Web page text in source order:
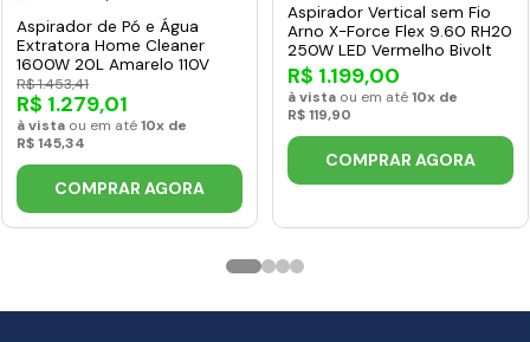
Aspirador de Pó e Água
Extratora Home Cleaner
1600W 20L Amarelo 110V
R$ 1.453,41
R$ 1.279,01
à vista ou em até10x de
R$ 145,34
COMPRAR AGORA
Aspirador Vertical sem Fio
Arno X-Force Flex 9.60 RH20
250W LED Vermelho Bivolt
R$ 1.199,00
à vista ou em até10x de
R$ 119,90
COMPRAR AGORA